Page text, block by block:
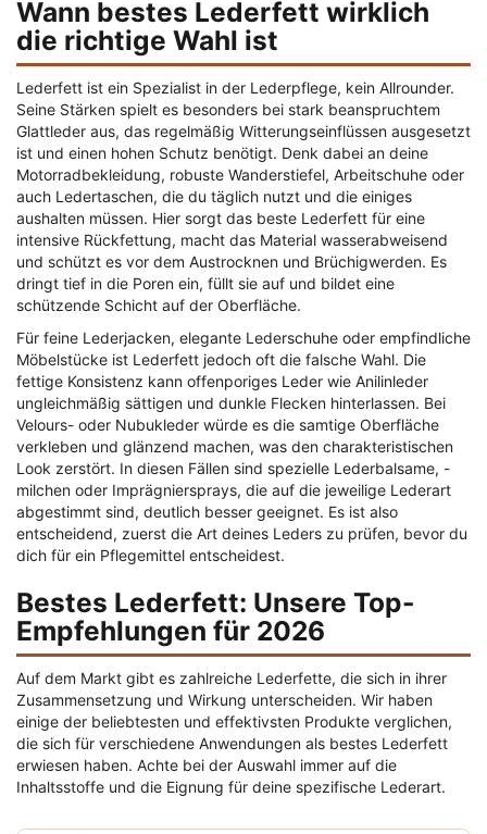
Wann bestes Lederfett wirklich
die richtige Wahl ist
Lederfett ist ein Spezialist in der Lederpflege, kein Allrounder.
Seine Stärken spielt es besonders bei stark beanspruchtem
Glattleder aus, das regelmäßig Witterungseinflüssen ausgesetzt
ist und einen hohen Schutz benötigt. Denk dabei an deine
Motorradbekleidung, robuste Wanderstiefel, Arbeitschuhe oder
auch Ledertaschen, die du täglich nutzt und die einiges
aushalten müssen. Hier sorgt das beste Lederfett für eine
intensive Rückfettung, macht das Material wasserabweisend
und schützt es vor dem Austrocknen und Brüchigwerden. Es
dringt tief in die Poren ein, füllt sie auf und bildet eine
schützende Schicht auf der Oberfläche.
Für feine Lederjacken, elegante Lederschuhe oder empfindliche
Möbelstücke ist Lederfett jedoch oft die falsche Wahl. Die
fettige Konsistenz kann offenporiges Leder wie Anilinleder
ungleichmäßig sättigen und dunkle Flecken hinterlassen. Bei
Velours- oder Nubukleder würde es die samtige Oberfläche
verkleben und glänzend machen, was den charakteristischen
Look zerstört. In diesen Fällen sind spezielle Lederbalsame, -
milchen oder Imprägniersprays, die auf die jeweilige Lederart
abgestimmt sind, deutlich besser geeignet. Es ist also
entscheidend, zuerst die Art deines Leders zu prüfen, bevor du
dich für ein Pflegemittel entscheidest.
Bestes Lederfett: Unsere Top-
Empfehlungen für 2026
Auf dem Markt gibt es zahlreiche Lederfette, die sich in ihrer
Zusammensetzung und Wirkung unterscheiden. Wir haben
einige der beliebtesten und effektivsten Produkte verglichen,
die sich für verschiedene Anwendungen als bestes Lederfett
erwiesen haben. Achte bei der Auswahl immer auf die
Inhaltsstoffe und die Eignung für deine spezifische Lederart.